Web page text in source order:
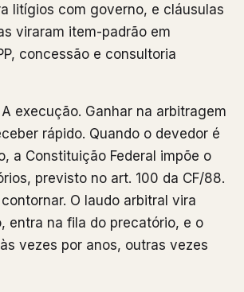
litígios com governo, e cláusulas
viraram item-padrão em
concessão e consultoria
execução. Ganhar na arbitragem
rápido. Quando o devedor é
a Constituição Federal impõe o
previsto no art. 100 da CF/88.
O laudo arbitral vira
entra na fila do precatório, e o
vezes por anos, outras vezes